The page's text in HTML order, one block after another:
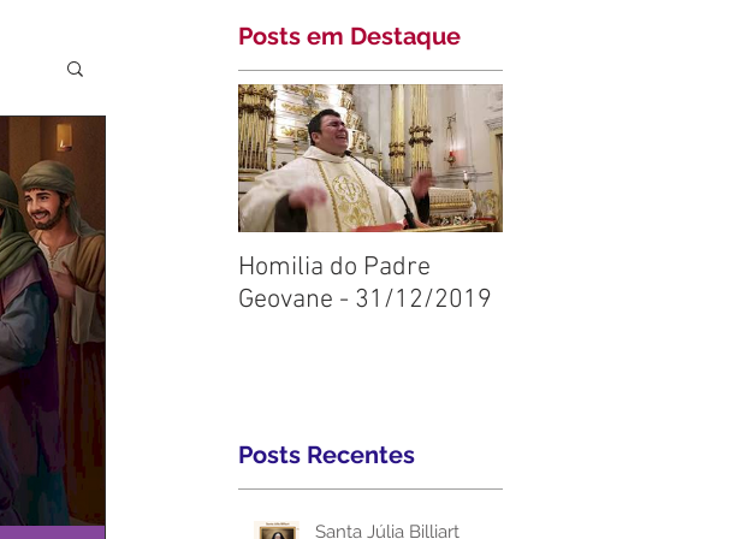
Posts em Destaque
Homilia do Padre
Geovane - 31/12/2019
Posts Recentes
Santa Júlia Billiart